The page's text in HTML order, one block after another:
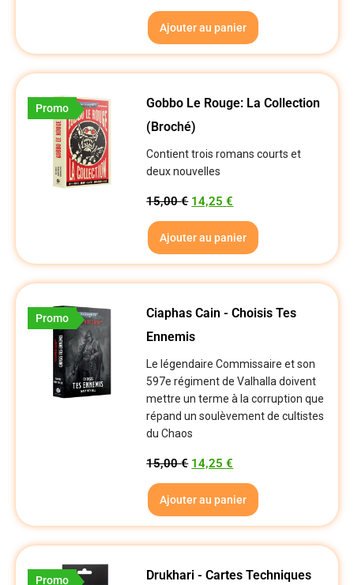
Ajouter au panier
Promo
Gobbo Le Rouge: La Collection
(Broché)
Contient trois romans courts et
deux nouvelles
15,00€ 14,25€
Ajouter au panier
Promo
Ciaphas Cain - Choisis Tes
Ennemis
Le légendaire Commissaire et son
597e régiment de Valhalla doivent
mettre un terme à la corruption que
répand un soulèvement de cultistes
du Chaos
15,00€ 14,25€
Ajouter au panier
Promo Drukhari - Cartes Techniques